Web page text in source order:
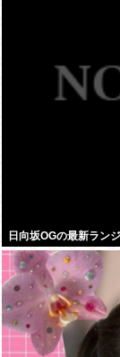
日向坂OGの最新ラン